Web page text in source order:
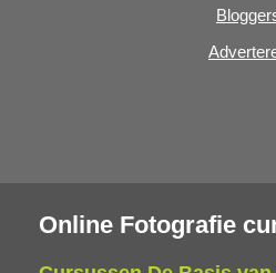
Online Fotografie